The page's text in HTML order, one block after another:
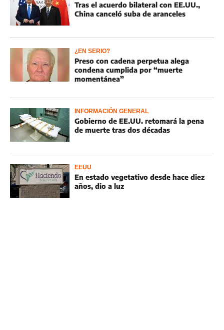
Tras el acuerdo bilateral con EE.UU.,
China canceló suba de aranceles
¿EN SERIO?
Preso con cadena perpetua alega
condena cumplida por “muerte
momentánea”
INFORMACIÓN GENERAL
Gobierno de EE.UU. retomará la pena
de muerte tras dos décadas
EEUU
En estado vegetativo desde hace diez
años, dio a luz